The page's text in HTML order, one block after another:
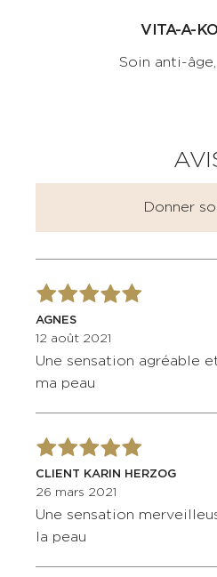
VITA-A-
Soin anti-âge,
Donner
AGNES
12 août 2021
Une sensation agréable
ma peau
CLIENT KARIN HERZOG
26 mars 2021
Une sensation
la peau